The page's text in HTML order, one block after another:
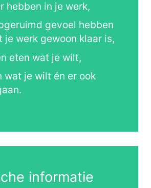
hebben in je werk,
gevoel hebben
je werk gewoon klaar is,
eten wat je wilt,
wat je wilt én er ook
informatie